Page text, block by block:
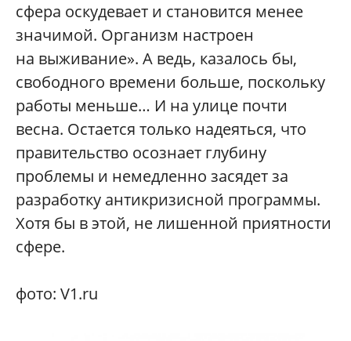
сфера оскудевает и становится менее
значимой. Организм настроен
на выживание». А ведь, казалось бы,
свободного времени больше, поскольку
работы меньше… И на улице почти
весна. Остается только надеяться, что
правительство осознает глубину
проблемы и немедленно засядет за
разработку антикризисной программы.
Хотя бы в этой, не лишенной приятности
сфере.
фото: V1.ru